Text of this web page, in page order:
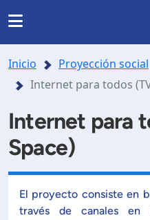
INSTITUCIONAL
Nuestra historia
Y PROGRAMAS
Listado de carreras
Posgrados
Facultades y Escuelas
INVESTIGACIÓN
Presentación
formación en investigación
y agenda de investigación
Noticias
Inicio
Proyección social
Internet para todos
Internet para
Space)
El proyecto consiste en
través de canales en